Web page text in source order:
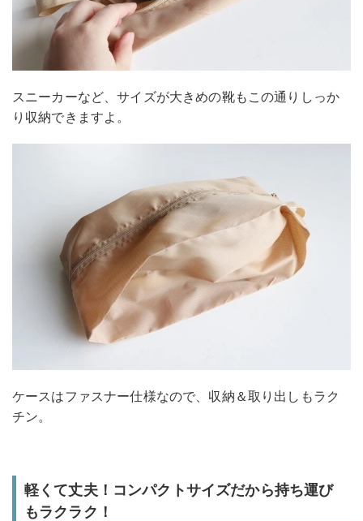
スニーカーなど、サイズが大きめの靴もこの通りしっか
り収納できますよ。
ケースはファスナー仕様なので、収納＆取り出しもラク
チン。
軽くて丈夫！コンパクトサイズだから持ち運び
もラクラク！